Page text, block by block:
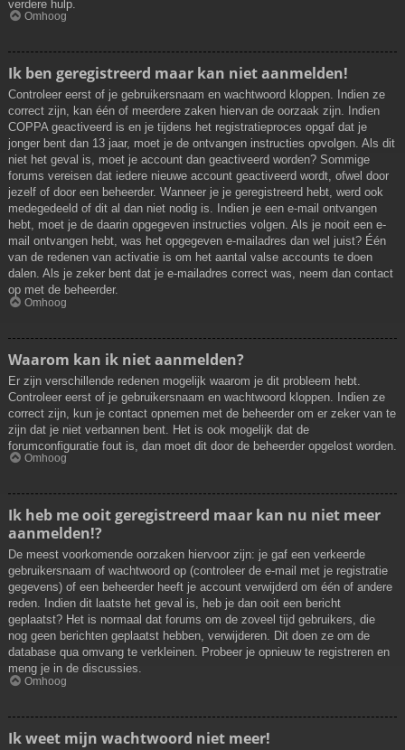
verdere hulp.
Omhoog
Ik ben geregistreerd maar kan niet aanmelden!
Controleer eerst of je gebruikersnaam en wachtwoord kloppen. Indien ze
correct zijn, kan één of meerdere zaken hiervan de oorzaak zijn. Indien
COPPA geactiveerd is en je tijdens het registratieproces opgaf dat je
jonger bent dan 13 jaar, moet je de ontvangen instructies opvolgen. Als dit
niet het geval is, moet je account dan geactiveerd worden? Sommige
forums vereisen dat iedere nieuwe account geactiveerd wordt, ofwel door
jezelf of door een beheerder. Wanneer je je geregistreerd hebt, werd ook
medegedeeld of dit al dan niet nodig is. Indien je een e-mail ontvangen
hebt, moet je de daarin opgegeven instructies volgen. Als je nooit een e-
mail ontvangen hebt, was het opgegeven e-mailadres dan wel juist? Één
van de redenen van activatie is om het aantal valse accounts te doen
dalen. Als je zeker bent dat je e-mailadres correct was, neem dan contact
op met de beheerder.
Omhoog
Waarom kan ik niet aanmelden?
Er zijn verschillende redenen mogelijk waarom je dit probleem hebt.
Controleer eerst of je gebruikersnaam en wachtwoord kloppen. Indien ze
correct zijn, kun je contact opnemen met de beheerder om er zeker van te
zijn dat je niet verbannen bent. Het is ook mogelijk dat de
forumconfiguratie fout is, dan moet dit door de beheerder opgelost worden.
Omhoog
Ik heb me ooit geregistreerd maar kan nu niet meer
aanmelden!?
De meest voorkomende oorzaken hiervoor zijn: je gaf een verkeerde
gebruikersnaam of wachtwoord op (controleer de e-mail met je registratie
gegevens) of een beheerder heeft je account verwijderd om één of andere
reden. Indien dit laatste het geval is, heb je dan ooit een bericht
geplaatst? Het is normaal dat forums om de zoveel tijd gebruikers, die
nog geen berichten geplaatst hebben, verwijderen. Dit doen ze om de
database qua omvang te verkleinen. Probeer je opnieuw te registreren en
meng je in de discussies.
Omhoog
Ik weet mijn wachtwoord niet meer!